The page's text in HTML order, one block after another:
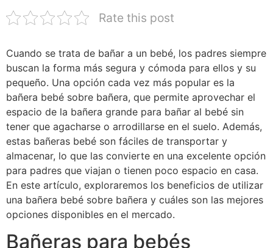
Rate this post
Cuando se trata de bañar a un bebé, los padres siempre
buscan la forma más segura y cómoda para ellos y su
pequeño. Una opción cada vez más popular es la
bañera bebé sobre bañera, que permite aprovechar el
espacio de la bañera grande para bañar al bebé sin
tener que agacharse o arrodillarse en el suelo. Además,
estas bañeras bebé son fáciles de transportar y
almacenar, lo que las convierte en una excelente opción
para padres que viajan o tienen poco espacio en casa.
En este artículo, exploraremos los beneficios de utilizar
una bañera bebé sobre bañera y cuáles son las mejores
opciones disponibles en el mercado.
Bañeras para bebés